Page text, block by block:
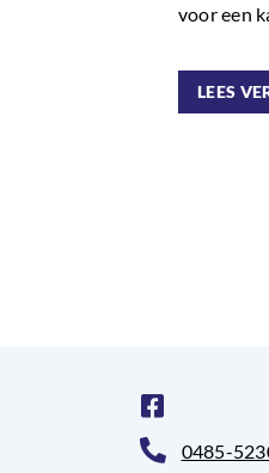
voor een
LEES
0485-